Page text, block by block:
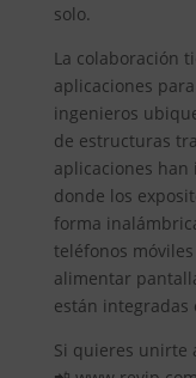
solo.
La colaboración
aplicaciones
ingenieros
de estructuras
aplicaciones
donde los
forma
teléfonos
alimentar
están integradas
Si quieres unirte